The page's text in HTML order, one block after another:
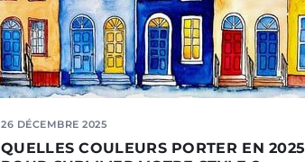
26 DÉCEMBRE 2025
QUELLES COULEURS PORTER EN 2025